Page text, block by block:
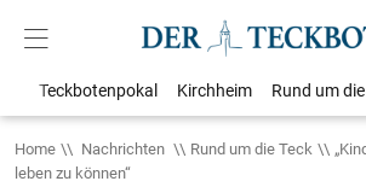
Teckbotenpokal Kirchheim Rund um
Home Nachrichten Rund um die Teck
leben zu können“